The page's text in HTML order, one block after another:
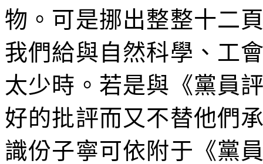
物。可是挪出整整十二
我們給與自然科學、工
太少時。若是與《黨員
好的批評而又不替他們
識份子寧可依附于《黨